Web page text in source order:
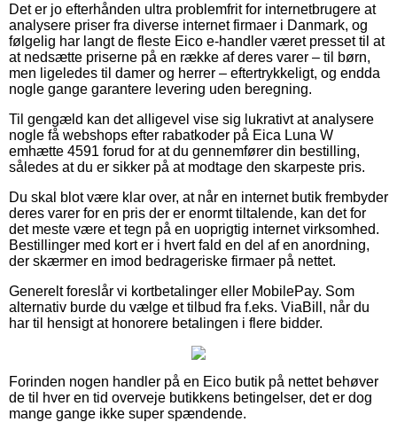
Det er jo efterhånden ultra problemfrit for internetbrugere at
analysere priser fra diverse internet firmaer i Danmark, og
følgelig har langt de fleste Eico e-handler været presset til at
at nedsætte priserne på en række af deres varer – til børn,
men ligeledes til damer og herrer – eftertrykkeligt, og endda
nogle gange garantere levering uden beregning.
Til gengæld kan det alligevel vise sig lukrativt at analysere
nogle få webshops efter rabatkoder på Eica Luna W
emhætte 4591 forud for at du gennemfører din bestilling,
således at du er sikker på at modtage den skarpeste pris.
Du skal blot være klar over, at når en internet butik frembyder
deres varer for en pris der er enormt tiltalende, kan det for
det meste være et tegn på en uoprigtig internet virksomhed.
Bestillinger med kort er i hvert fald en del af en anordning,
der skærmer en imod bedrageriske firmaer på nettet.
Generelt foreslår vi kortbetalinger eller MobilePay. Som
alternativ burde du vælge et tilbud fra f.eks. ViaBill, når du
har til hensigt at honorere betalingen i flere bidder.
Forinden nogen handler på en Eico butik på nettet behøver
de til hver en tid overveje butikkens betingelser, det er dog
mange gange ikke super spændende.